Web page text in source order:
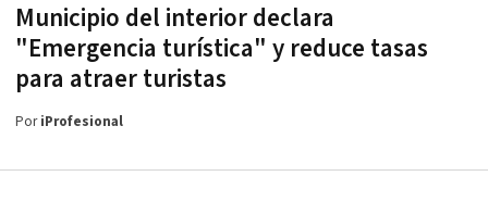
Municipio del interior declara
"Emergencia turística" y reduce tasas
para atraer turistas
PoriProfesional